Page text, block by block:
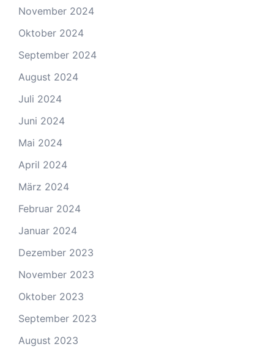
November 2024
Oktober 2024
September 2024
August 2024
Juli 2024
Juni 2024
Mai 2024
April 2024
März 2024
Februar 2024
Januar 2024
Dezember 2023
November 2023
Oktober 2023
September 2023
August 2023